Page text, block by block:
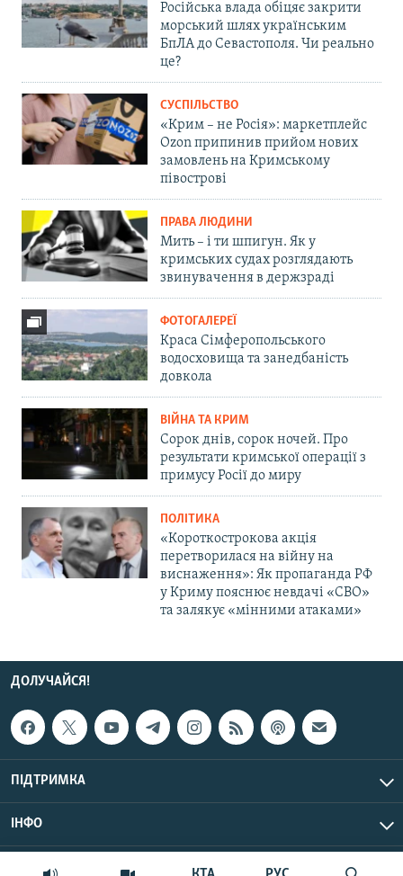
Російська влада обіцяє закрити
морський шлях українським
БпЛА до Севастополя. Чи реально
це?
СУСПІЛЬСТВО
«Крим – не Росія»: маркетплейс
Ozon припинив прийом нових
замовлень на Кримському
півострові
ПРАВА ЛЮДИНИ
Мить – і ти шпигун. Як у
кримських судах розглядають
звинувачення в держзраді
ФОТОГАЛЕРЕЇ
Краса Сімферопольського
водосховища та занедбаність
довкола
ВІЙНА ТА КРИМ
Сорок днів, сорок ночей. Про
результати кримської операції з
примусу Росії до миру
ПОЛІТИКА
«Короткострокова акція
перетворилася на війну на
виснаження»: Як пропаганда РФ
у Криму пояснює невдачі «СВО»
та залякує «мінними атаками»
ДОЛУЧАЙСЯ!
ПІДТРИМКА
ІНФО
© Крим.Реалії, 2026 | Усі права застережено.